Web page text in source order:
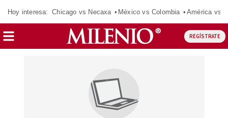
Hoy interesa: Chicago vs Necaxa México vs Colombia América vs
REGÍSTRATE